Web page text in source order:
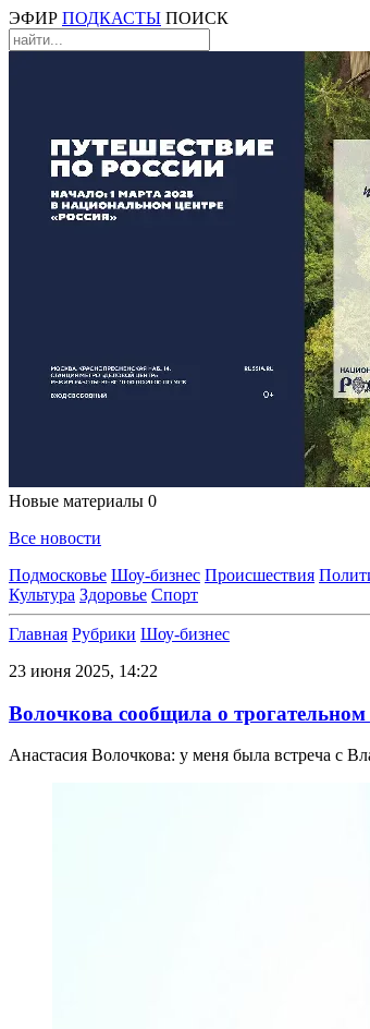
ЭФИР ПОДКАСТЫ ПОИСК
Новые материалы 0
Все новости
Подмосковье Шоу-бизнес Происшествия
Культура Здоровье Спорт
Главная Рубрики Шоу-бизнес
23 июня 2025, 14:22
Волочкова сообщила о
Анастасия Волочкова: у меня была встреча с